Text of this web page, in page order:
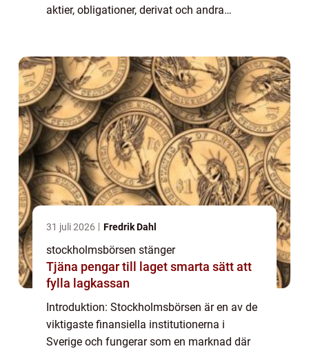
aktier, obligationer, derivat och andra
Stockholm...
31 juli 2026 Fredrik Dahl
stockholmsbörsen stänger
Tjäna pengar till laget smarta sätt att
fylla lagkassan
Introduktion: Stockholmsbörsen är en av de
viktigaste finansiella institutionerna i
Sverige och fungerar som en marknad där